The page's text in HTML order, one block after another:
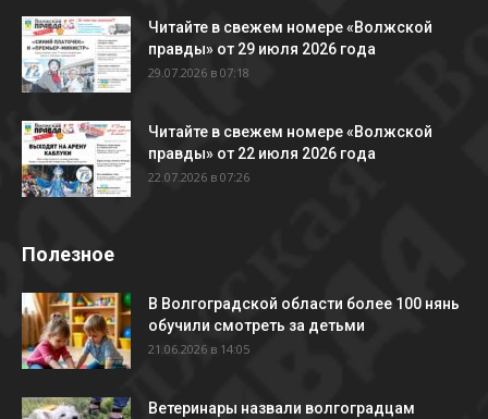
Читайте в свежем номере «Волжской
правды» от 29 июля 2026 года
29.07.2026 в 07:18
Читайте в свежем номере «Волжской
правды» от 22 июля 2026 года
22.07.2026 в 07:26
Полезное
В Волгоградской области более 100 нянь
обучили смотреть за детьми
21.06.2026 в 14:05
Ветеринары назвали волгоградцам